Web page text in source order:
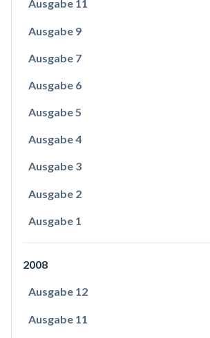
Ausgabe 11
Ausgabe 9
Ausgabe 7
Ausgabe 6
Ausgabe 5
Ausgabe 4
Ausgabe 3
Ausgabe 2
Ausgabe 1
2008
Ausgabe 12
Ausgabe 11